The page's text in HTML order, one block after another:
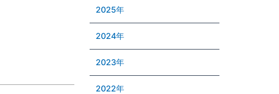
2025年
2024年
2023年
2022年